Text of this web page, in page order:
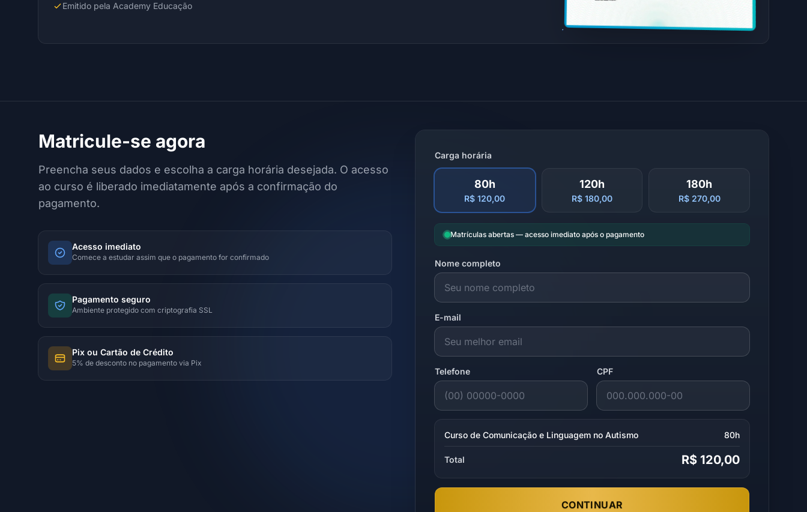
Emitido pela Academy Educação
Matricule-se agora
Preencha seus dados e escolha a carga horária desejada. O acesso
ao curso é liberado imediatamente após a confirmação do
pagamento.
Acesso imediato
Comece a estudar assim que o pagamento for confirmado
Pagamento seguro
Ambiente protegido com criptografia SSL
Pix ou Cartão de Crédito
5% de desconto no pagamento via Pix
Carga horária
80h
R$ 120,00
120h
R$ 180,00
180h
R$ 270,00
Matrículas abertas — acesso imediato após o pagamento
Nome completo
E-mail
Telefone CPF
Curso de Comunicação e Linguagem no Autismo 80h
Total R$ 120,00
CONTINUAR